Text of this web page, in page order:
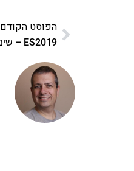
הפוסט הקודם
ES2019 – שימוש ב flatMap